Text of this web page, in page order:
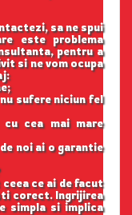
sa ne spui
este problema
pentru a
si ne vom ocupa
sufere niciun fel
cea mai mare
noi ai o garantie
ce ai de facut
corect. Ingrijirea
simpla si implica